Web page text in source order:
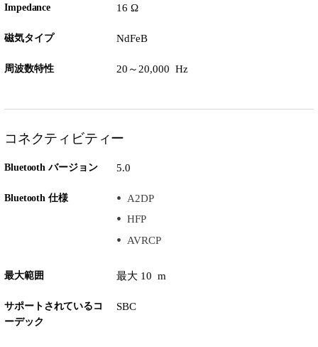
Impedance 16 Ω
磁気タイプ NdFeB
周波数特性 20～20,000 Hz
コネクティビティー
Bluetooth バージョン 5.0
Bluetooth 仕様
A2DP
HFP
AVRCP
最大範囲 最大 10 m
サポートされているコ
ーデック
SBC